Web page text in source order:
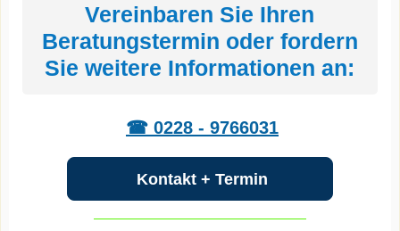
Vereinbaren Sie Ihren
Beratungstermin oder fordern
Sie weitere Informationen an:
☎ 0228 - 9766031
Kontakt + Termin